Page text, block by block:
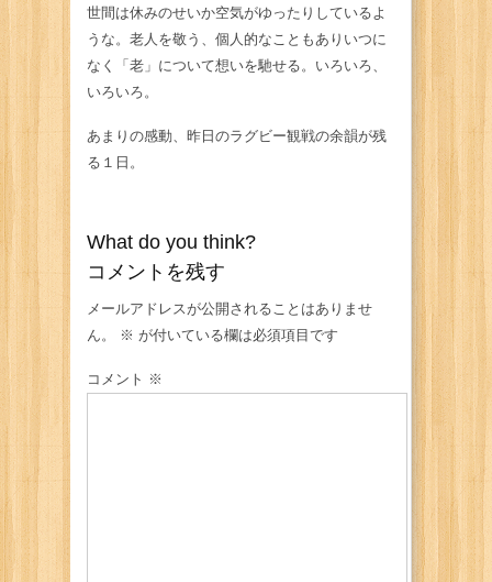
世間は休みのせいか空気がゆったりしているよ
うな。老人を敬う、個人的なこともありいつに
なく「老」について想いを馳せる。いろいろ、
いろいろ。
あまりの感動、昨日のラグビー観戦の余韻が残
る１日。
What do you think?
コメントを残す
メールアドレスが公開されることはありませ
ん。
※ が付いている欄は必須項目です
コメント ※